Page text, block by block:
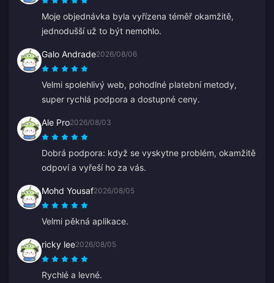
Moje objednávka byla vyřízena téměř okamžitě,
jednodušší už to být nemohlo.
Galo Andrade2026/08/06
Velmi spolehlivý web, pohodlné platební metody,
super rychlá podpora a dostupné ceny.
Ale Pro2026/08/03
Dobrá podpora: když se vyskytne problém, okamžitě
odpoví a vyřeší ho za vás.
Mohd Yousaf2026/08/05
Velmi pěkná aplikace.
ricky lee2026/08/05
Rychlé a levné.